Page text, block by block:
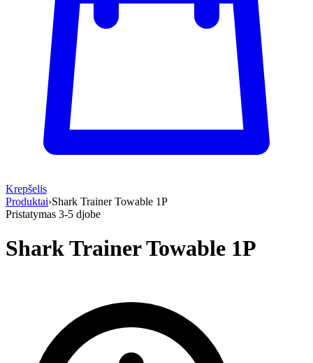
Krepšelis
Produktai›Shark Trainer Towable 1P
Pristatymas 3-5 djobe
Shark Trainer Towable 1P